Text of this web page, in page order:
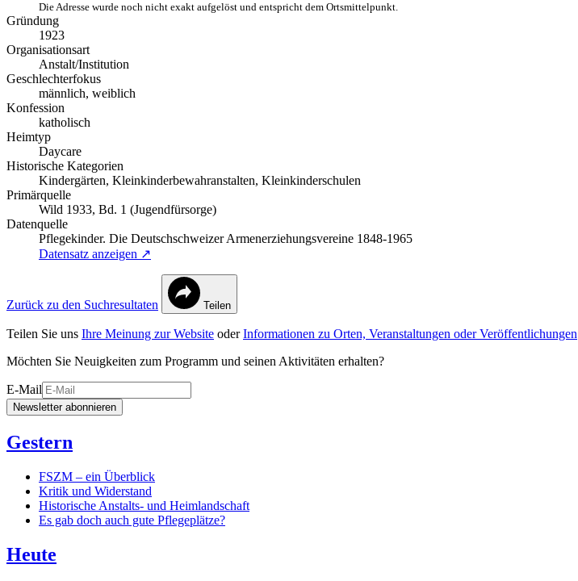
Die Adresse wurde noch nicht exakt aufgelöst und entspricht dem Ortsmittelpunkt.
Gründung
1923
Organisationsart
Anstalt/Institution
Geschlechterfokus
männlich, weiblich
Konfession
katholisch
Heimtyp
Daycare
Historische Kategorien
Kindergärten, Kleinkinderbewahranstalten, Kleinkinderschulen
Primärquelle
Wild 1933, Bd. 1 (Jugendfürsorge)
Datenquelle
Pflegekinder. Die Deutschschweizer Armenerziehungsvereine 1848-1965
Datensatz anzeigen ↗
Zurück zu den Suchresultaten Teilen
Teilen Sie uns Ihre Meinung zur Website oderInformationen zu Orten, Veranstaltungen oder Veröffentlichungen
Möchten Sie Neuigkeiten zum Programm und seinen Aktivitäten erhalten?
E-Mail
Newsletter abonnieren
Gestern
FSZM – ein Überblick
Kritik und Widerstand
Historische Anstalts- und Heimlandschaft
Es gab doch auch gute Pflegeplätze?
Heute